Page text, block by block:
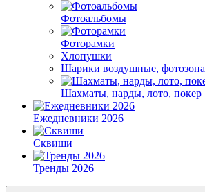
Фотоальбомы
Фоторамки
Хлопушки
Шарики воздушные, фотозона
Шахматы, нарды, лото, покер
Ежедневники 2026
Сквиши
Тренды 2026